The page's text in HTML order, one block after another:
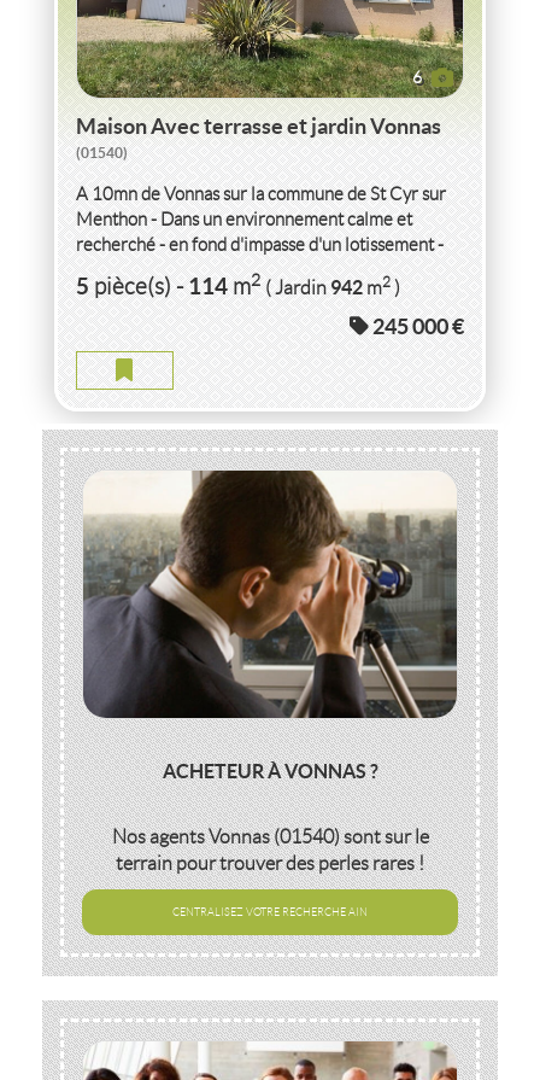
6
Maison Avec terrasse et jardin Vonnas
(01540)
A 10mn de Vonnas sur la commune de St Cyr sur
Menthon - Dans un environnement calme et
recherché - en fond d'impasse d'un lotissement -
découvrez cette agréable...
5pièce(s)-114m2 ( Jardin942m2)
245 000 €
ACHETEUR À VONNAS ?
Nos agentsVonnas (01540)sont sur le
terrain pour trouver des perles rares !
CENTRALISEZ VOTRE RECHERCHE AIN